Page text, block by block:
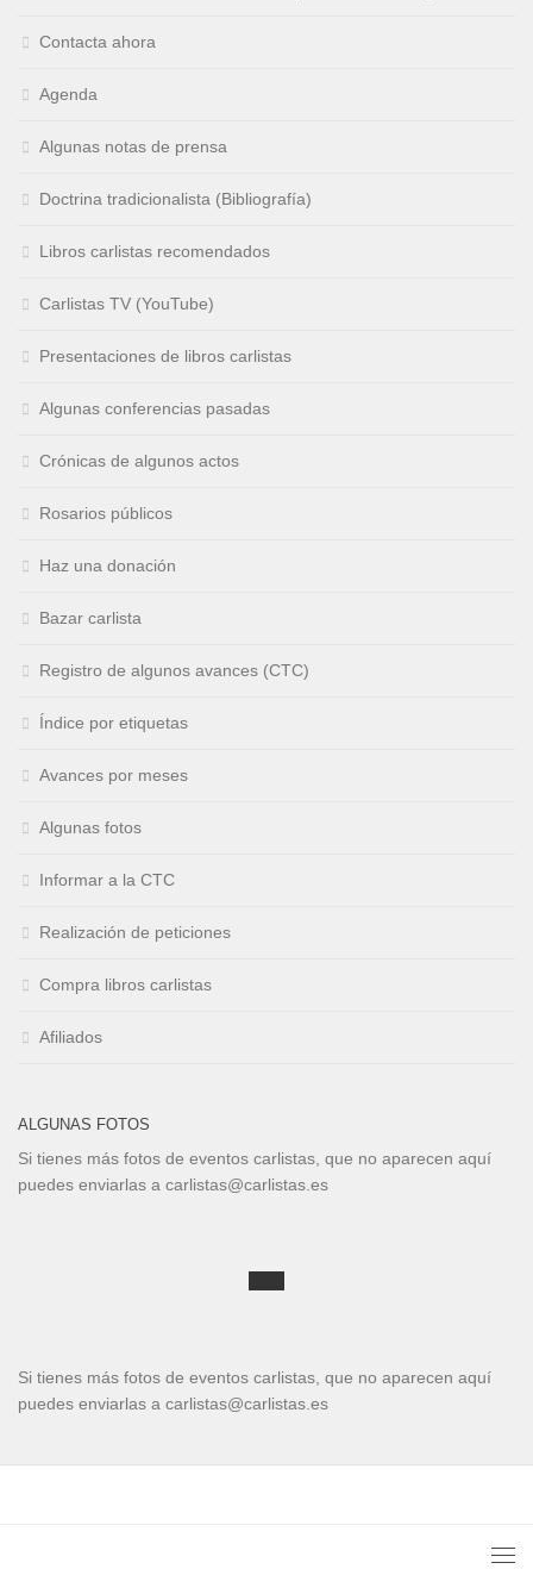
Contacta ahora
Agenda
Algunas notas de prensa
Doctrina tradicionalista (Bibliografía)
Libros carlistas recomendados
Carlistas TV (YouTube)
Presentaciones de libros carlistas
Algunas conferencias pasadas
Crónicas de algunos actos
Rosarios públicos
Haz una donación
Bazar carlista
Registro de algunos avances (CTC)
Índice por etiquetas
Avances por meses
Algunas fotos
Informar a la CTC
Realización de peticiones
Compra libros carlistas
Afiliados
ALGUNAS FOTOS
Si tienes más fotos de eventos carlistas, que no aparecen aquí
puedes enviarlas a carlistas@carlistas.es
Si tienes más fotos de eventos carlistas, que no aparecen aquí
puedes enviarlas a carlistas@carlistas.es